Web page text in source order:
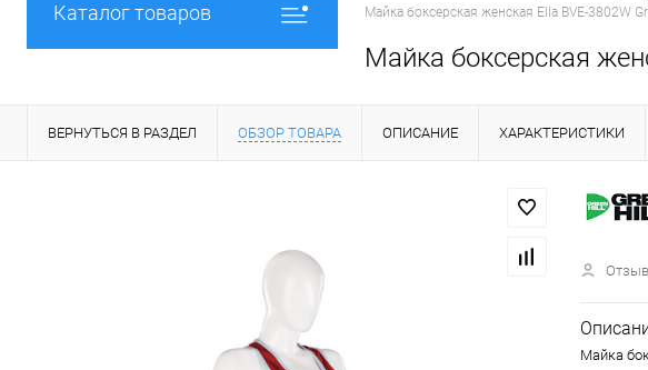
Каталог товаров Майка боксерская женская Ella BVE-3802W
Майка боксерская
ВЕРНУТЬСЯ В РАЗДЕЛ ОБЗОР ТОВАРА ОПИСАНИЕ ХАРАКТЕРИСТИКИ
Майка